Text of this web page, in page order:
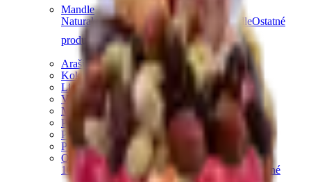
Mandle
Natural mandleSlané mandle Sladké mandleOstatné
produkty z mandlí
Ďalšie kategórie
Arašidy
Kokosové orechy
Lieskové orechy
Vlašské orechy
Makadamové orechy
Para orechy
Pekanové orechy
Píniové oriešky
Orechové maslá
100% orechové
S čokoládou Slaný karamel
Ostatné